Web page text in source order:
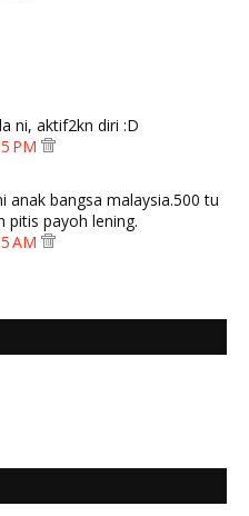
ni, aktif2kn diri :D
PM
anak bangsa malaysia.500 tu
pitis payoh lening.
AM